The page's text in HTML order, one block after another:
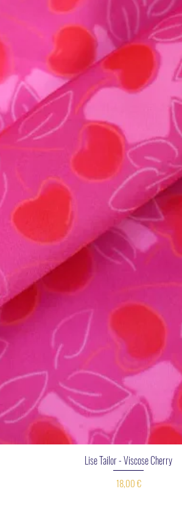
Aperçu rapide
Lise Tailor - Viscose Cherry
Prix
18,00 €